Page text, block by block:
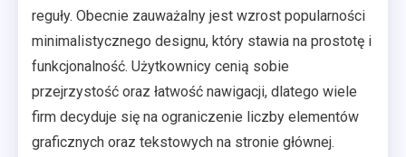
reguły. Obecnie zauważalny jest wzrost popularności
minimalistycznego designu, który stawia na prostotę i
funkcjonalność. Użytkownicy cenią sobie
przejrzystość oraz łatwość nawigacji, dlatego wiele
firm decyduje się na ograniczenie liczby elementów
graficznych oraz tekstowych na stronie głównej.